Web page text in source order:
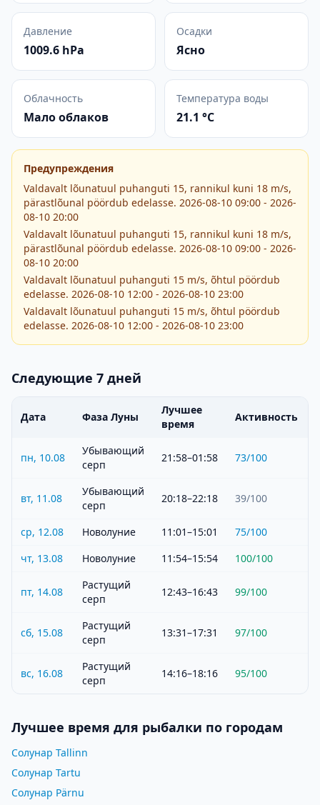
Давление
1009.6 hPa
Осадки
Ясно
Облачность
Мало облаков
Температура воды
21.1 °C
Предупреждения
Valdavalt lõunatuul puhanguti 15, rannikul kuni 18 m/s,
pärastlõunal pöördub edelasse. 2026-08-10 09:00 - 2026-
08-10 20:00
Valdavalt lõunatuul puhanguti 15, rannikul kuni 18 m/s,
pärastlõunal pöördub edelasse. 2026-08-10 09:00 - 2026-
08-10 20:00
Valdavalt lõunatuul puhanguti 15 m/s, õhtul pöördub
edelasse. 2026-08-10 12:00 - 2026-08-10 23:00
Valdavalt lõunatuul puhanguti 15 m/s, õhtul pöördub
edelasse. 2026-08-10 12:00 - 2026-08-10 23:00
Следующие 7 дней
Дата Фаза Луны
Лучшее
время
Активность
пн, 10.08
Убывающий
серп
21:58–01:58 73/100
вт, 11.08
Убывающий
серп
20:18–22:18 39/100
ср, 12.08 Новолуние 11:01–15:01 75/100
чт, 13.08
Новолуние 11:54–15:54 100/100
пт, 14.08
Растущий
серп
12:43–16:43 99/100
сб, 15.08
Растущий
серп
13:31–17:31 97/100
вс, 16.08
Растущий
серп
14:16–18:16 95/100
Лучшее время для рыбалки по городам
Солунар Tallinn
Солунар Tartu
Солунар Pärnu